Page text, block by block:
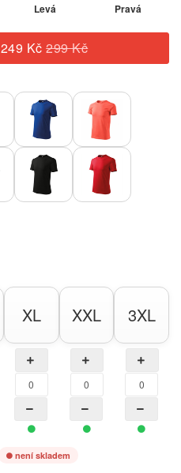
Levá Pravá
249 Kč299 Kč
XL XXL 3XL
není skladem